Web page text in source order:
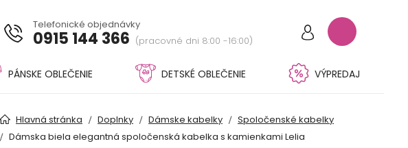
Telefonické objednávky
0915 144 366 (pracovné dni 8:00 -16:00)
PÁNSKE OBLEČENIE DETSKÉ OBLEČENIE VÝPREDAJ
Hlavná stránka Doplnky Dámske kabelky
Spoločenské kabelky
Dámska biela elegantná spoločenská kabelka s kamienkami Lelia